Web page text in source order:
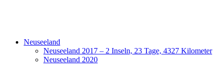
Neuseeland
Neuseeland 2017 – 2 Inseln, 23 Tage, 4327 Kilometer
Neuseeland 2020